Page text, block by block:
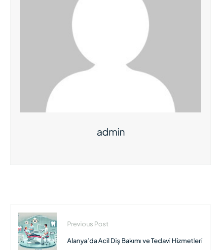
admin
Previous Post
Alanya’da Acil Diş Bakımı ve Tedavi Hizmetleri